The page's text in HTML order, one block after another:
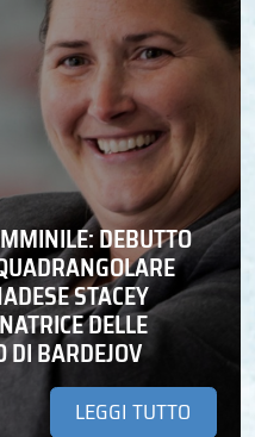
DEBUTTO
STACEY
DELLE
DI BARDEJOV
LEGGI TUTTO